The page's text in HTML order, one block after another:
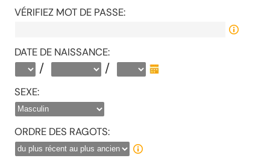
VÉRIFIEZ MOT DE PASSE:
DATE DE NAISSANCE:
/ /
SEXE:
ORDRE DES RAGOTS: